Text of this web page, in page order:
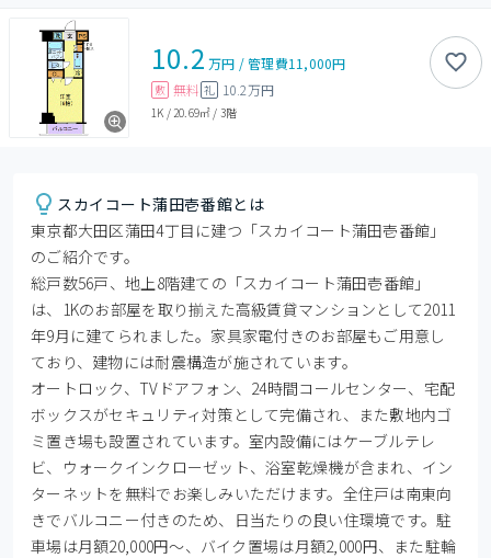
10.2 万円 /管理費11,000円
敷 無料 礼 10.2万円
1K / 20.69㎡ / 3階
スカイコート蒲田壱番館とは
東京都大田区蒲田4丁目に建つ「スカイコート蒲田壱番館」
のご紹介です。
総戸数56戸、地上8階建ての「スカイコート蒲田壱番館」
は、1Kのお部屋を取り揃えた高級賃貸マンションとして2011
年9月に建てられました。家具家電付きのお部屋もご用意し
ており、建物には耐震構造が施されています。
オートロック、TVドアフォン、24時間コールセンター、宅配
ボックスがセキュリティ対策として完備され、また敷地内ゴ
ミ置き場も設置されています。室内設備にはケーブルテレ
ビ、ウォークインクローゼット、浴室乾燥機が含まれ、イン
ターネットを無料でお楽しみいただけます。全住戸は南東向
きでバルコニー付きのため、日当たりの良い住環境です。駐
車場は月額20,000円～、バイク置場は月額2,000円、また駐輪